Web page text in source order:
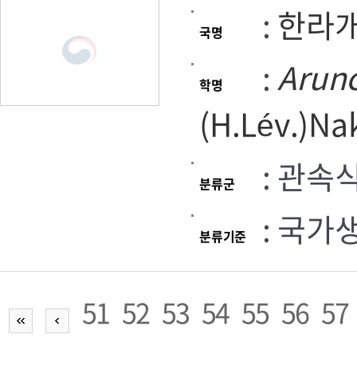
국명 : 한라
학명 :
분류군 : 관속
분류기준 : 국가
51 52 53 54 55 56 57